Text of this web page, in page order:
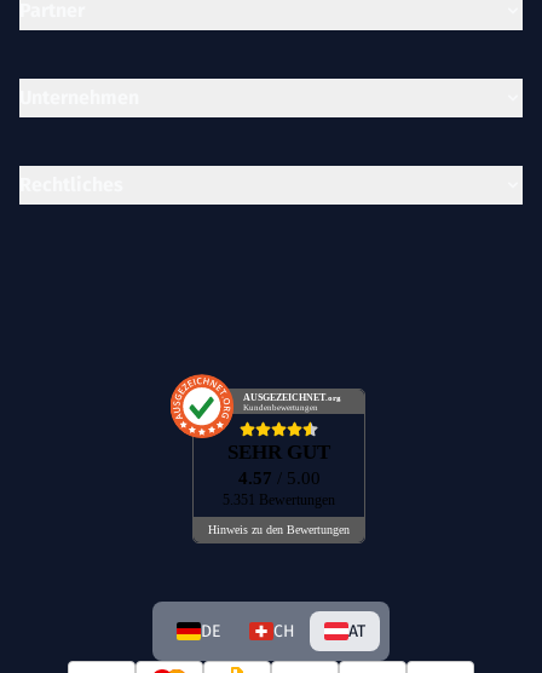
AUSGEZEICHNET .org
Kundenbewertungen
SEHR GUT
4.57 / 5.00
5.351 Bewertungen
Hinweis zu den Bewertungen
DE CH AT